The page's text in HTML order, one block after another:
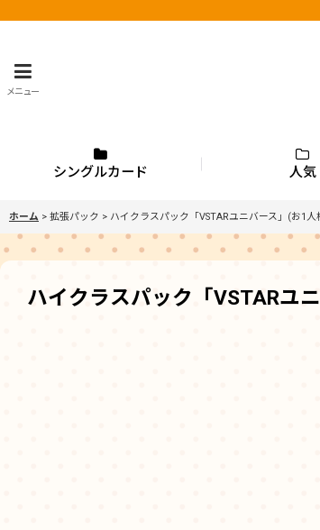
メニュー
シングルカード 人気
ホーム > 拡張パック > ハイクラスパック「VSTARユニバース」(お1人
ハイクラスパック「VSTARユ